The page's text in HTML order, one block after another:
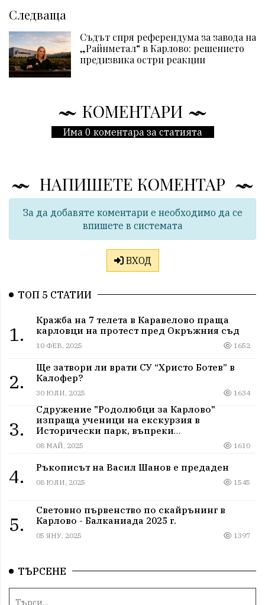
Следваща
Съдът спря референдума за завода на
„Райнметал“ в Карлово: решението
предизвика остри реакции
КОМЕНТАРИ
Има 0 коментара за статията
НАПИШЕТЕ КОМЕНТАР
За да добавяте коментари е необходимо да се
впишете в системата
ВХОД
ТОП 5 СТАТИИ
1.
Кражба на 7 телета в Каравелово праща
карловци на протест пред Окръжния съд
10 ФЕВ, 2025 1652
2.
Ще затвори ли врати СУ “Христо Ботев” в
Калофер?
30 ЮЛИ, 2025 1634
3.
Сдружение "Родолюбци за Карлово"
изпраща ученици на екскурзия в
Исторически парк, въпреки
дискриминацията
08 МАЙ, 2025 1610
4. Ръкописът на Васил Шанов е предаден
08 ЮЛИ, 2025 1545
5.
Световно първенство по скайрънинг в
Карлово - Балканиада 2025 г.
05 ЯНУ, 2025 1397
ТЪРСЕНЕ